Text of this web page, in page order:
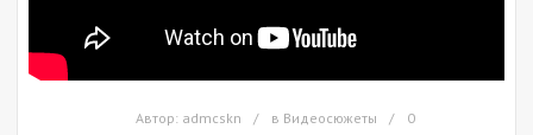
Автор: admcskn в Видеосюжеты
0